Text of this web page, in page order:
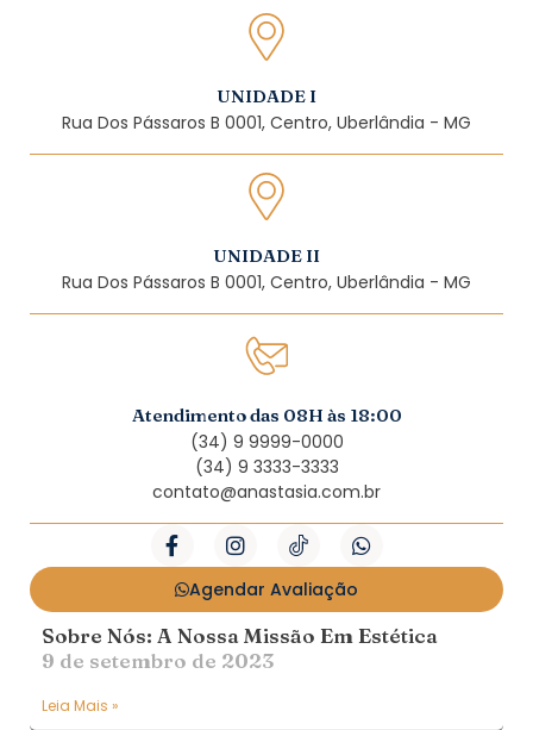
UNIDADE I
Rua Dos Pássaros B 0001, Centro, Uberlândia - MG
UNIDADE II
Rua Dos Pássaros B 0001, Centro, Uberlândia - MG
Atendimento das 08H às 18:00
(34) 9 9999-0000
(34) 9 3333-3333
contato@anastasia.com.br
Agendar Avaliação
Sobre Nós: A Nossa Missão Em Estética
9 de setembro de 2023
Leia Mais »